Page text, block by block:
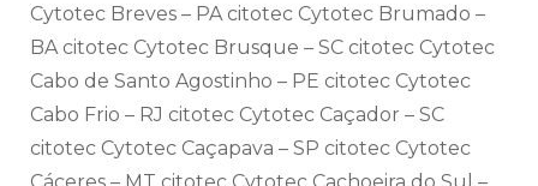
Cytotec Breves – PA citotec Cytotec Brumado –
BA citotec Cytotec Brusque – SC citotec Cytotec
Cabo de Santo Agostinho – PE citotec Cytotec
Cabo Frio – RJ citotec Cytotec Caçador – SC
citotec Cytotec Caçapava – SP citotec Cytotec